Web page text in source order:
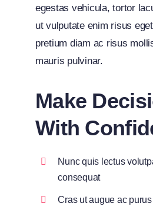
egestas vehicula, tortor
ut vulputate enim risus
pretium diam ac risus
mauris pulvinar.
Make
With
Nunc quis lectus
consequat
Cras ut augue ac